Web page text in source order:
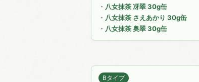
・ 八女抹茶 冴翠 30g缶
・ 八女抹茶 さえあかり 30g缶
・ 八女抹茶 奥翠 30g缶
Bタイプ